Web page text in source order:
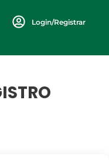
Login/Registrar